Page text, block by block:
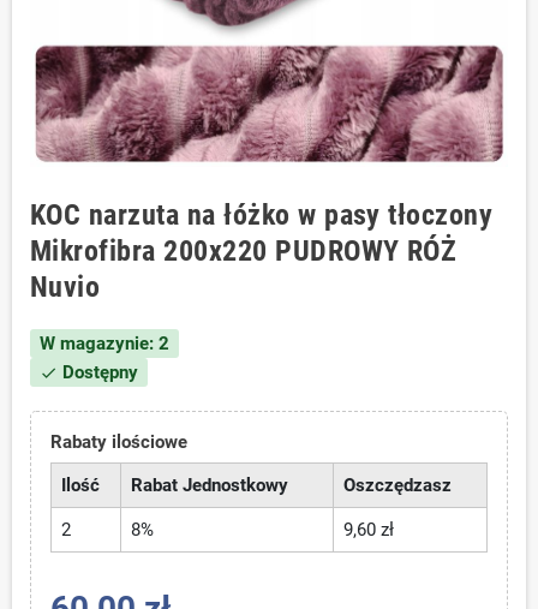
KOC narzuta na łóżko w pasy tłoczony
Mikrofibra 200x220 PUDROWY RÓŻ
Nuvio
W magazynie: 2
check Dostępny
Rabaty ilościowe
Ilość
Rabat Jednostkowy Oszczędzasz
2 8% 9,60 zł